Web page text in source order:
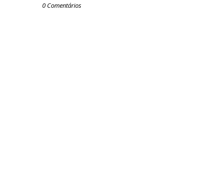
0 Comentários